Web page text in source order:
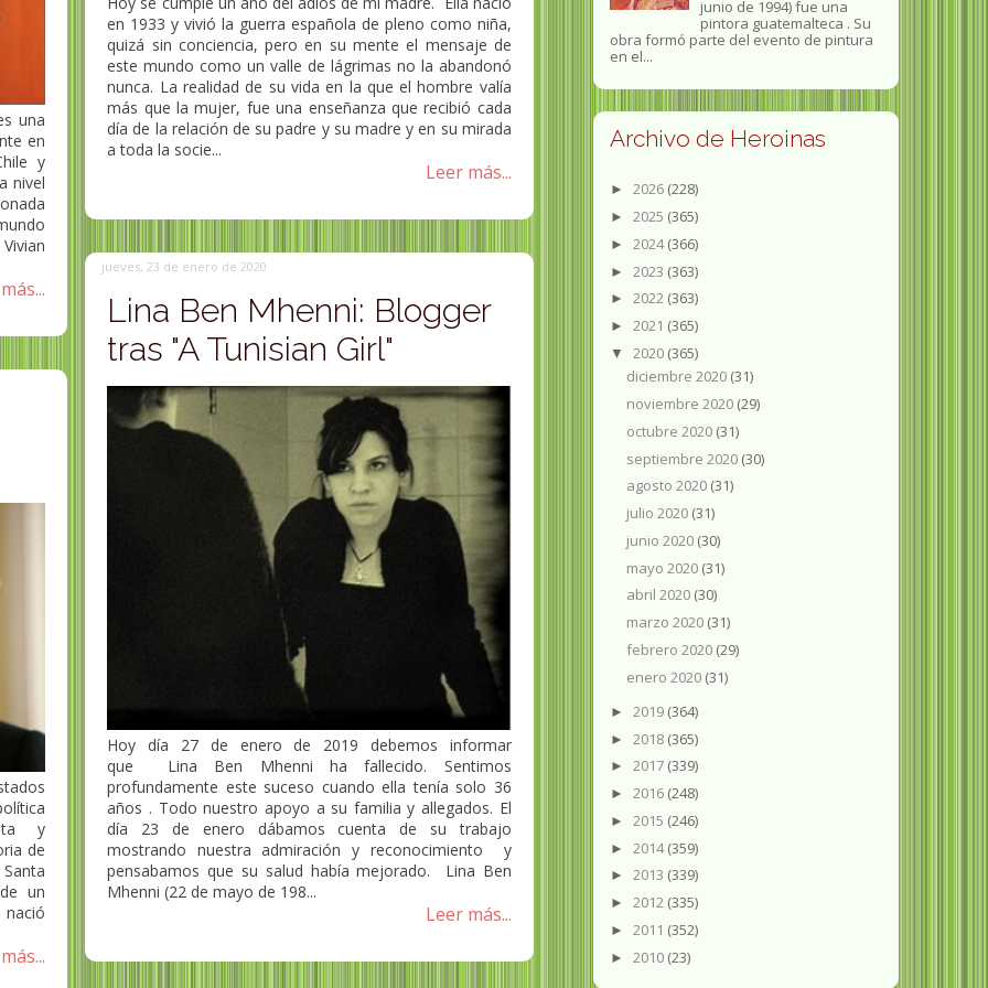
una
en
y
nivel
y
de
un
nació
en 1933 y vivió la guerra española de pleno como niña,
quizá sin conciencia, pero en su mente el mensaje de
este mundo como un valle de lágrimas no la abandonó
nunca. La realidad de su vida en la que el hombre valía
más que la mujer, fue una enseñanza que recibió cada
día de la relación de su padre y su madre y en su mirada
a toda la socie...
Leer más...
jueves, 23 de enero de 2020
Lina Ben Mhenni: Blogger
tras "A Tunisian Girl"
Hoy día 27 de enero de 2019 debemos informar
que Lina Ben Mhenni ha fallecido. Sentimos
profundamente este suceso cuando ella tenía solo 36
años . Todo nuestro apoyo a su familia y allegados. El
día 23 de enero dábamos cuenta de su trabajo
mostrando nuestra admiración y reconocimiento y
pensabamos que su salud había mejorado. Lina Ben
Mhenni (22 de mayo de 198...
Leer más...
junio de 1994) fue una
pintora guatemalteca . Su
obra formó parte del evento de pintura
en el...
Archivo de Heroinas
► 2026 (228)
► 2025 (365)
► 2024(366)
► 2023 (363)
► 2022 (363)
► 2021 (365)
▼ 2020 (365)
diciembre 2020 (31)
noviembre 2020 (29)
octubre 2020 (31)
septiembre 2020 (30)
agosto 2020 (31)
julio 2020 (31)
junio 2020 (30)
mayo 2020 (31)
abril 2020 (30)
marzo 2020 (31)
febrero 2020 (29)
enero 2020 (31)
► 2019 (364)
► 2018 (365)
► 2017 (339)
► 2016 (248)
► 2015 (246)
► 2014(359)
► 2013 (339)
► 2012 (335)
► 2011 (352)
► 2010 (23)